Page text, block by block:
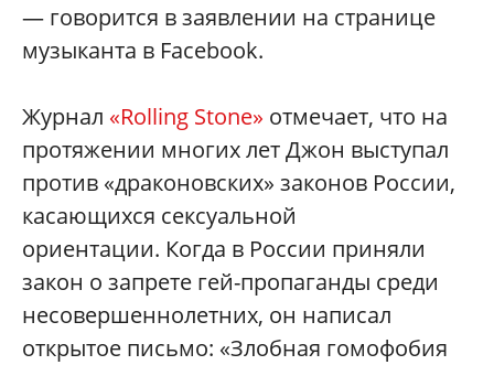
— говорится в заявлении на странице
музыканта в Facebook.
Журнал «Rolling Stone» отмечает, что на
протяжении многих лет Джон выступал
против «драконовских» законов России,
касающихся сексуальной
ориентации. Когда в России приняли
закон о запрете гей-пропаганды среди
несовершеннолетних, он написал
открытое письмо: «Злобная гомофобия